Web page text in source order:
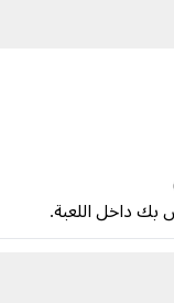
بك داخل اللعبة.